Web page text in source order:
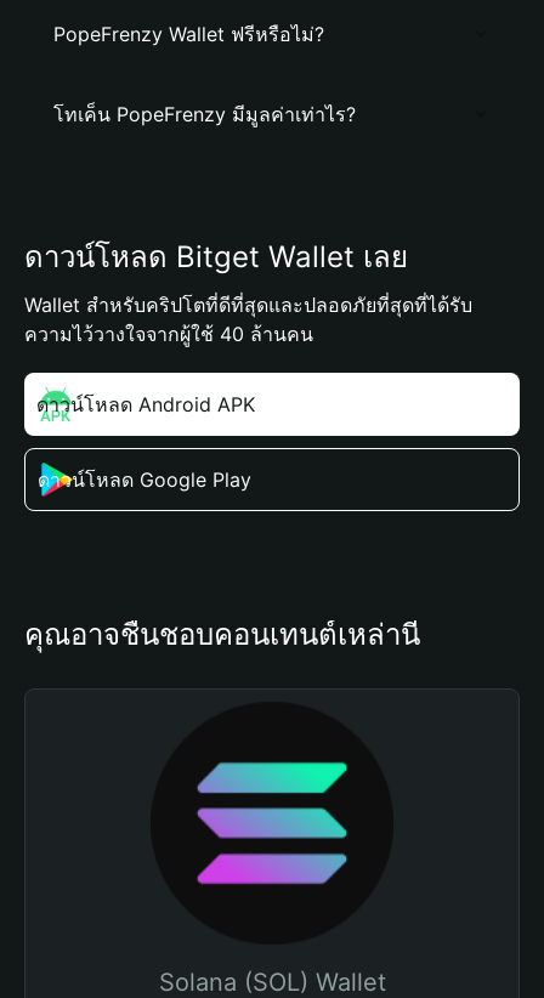
PopeFrenzy Wallet ฟรีหรือไม่?
โทเค็น PopeFrenzy มีมูลค่าเท่าไร?
ดาวน์โหลด Bitget Wallet เลย
Wallet สำหรับคริปโตที่ดีที่สุดและปลอดภัยที่สุดที่ได้รับ
ความไว้วางใจจากผู้ใช้ 40 ล้านคน
ดาวน์โหลด Android APK
ดาวน์โหลด Google Play
คุณอาจชื่นชอบคอนเทนต์เหล่านี้
Solana (SOL) Wallet